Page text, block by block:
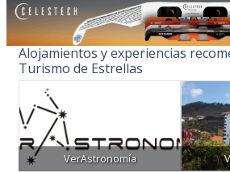
Alojamientos y experiencias
Turismo de Estrellas
VerAstronomía